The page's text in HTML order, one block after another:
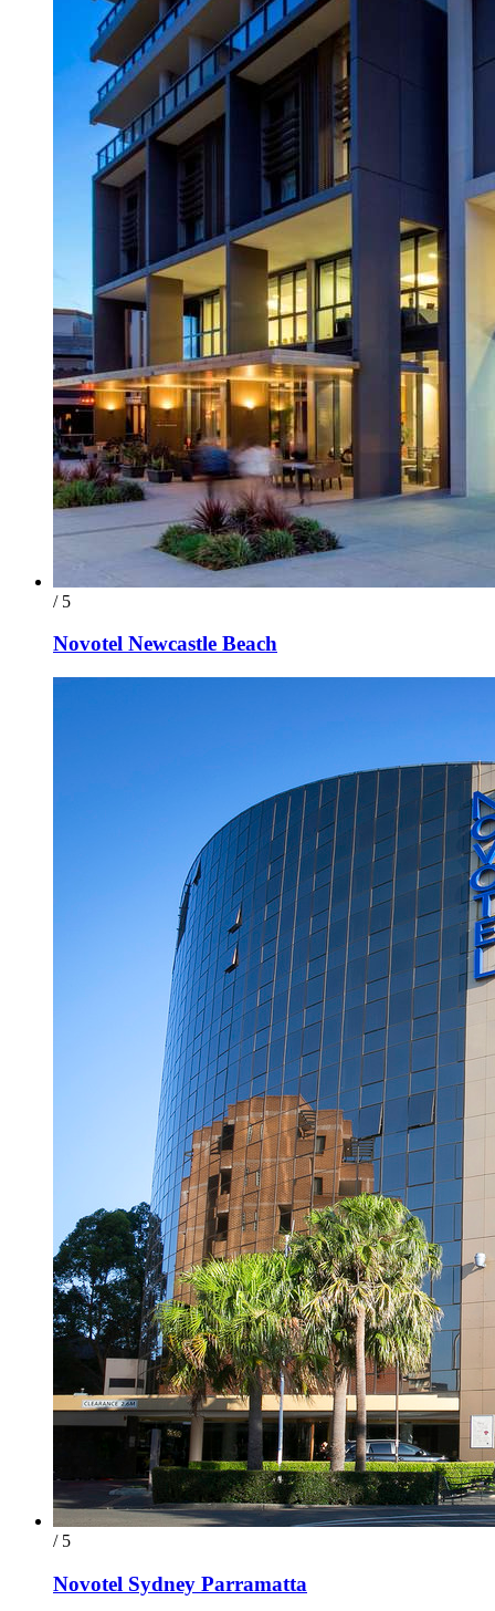
/ 5
Novotel Newcastle Beach
/ 5
Novotel Sydney Parramatta